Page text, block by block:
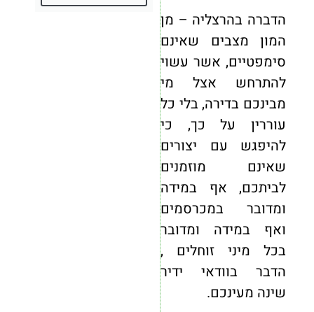
הדברה בהרצליה – מן
המון מצבים שאינם
סימפטיים, אשר עשוי
להתרחש אצל מי
מבינכם בדירה, בלי כל
עוררין על כך, כי
להיפגש עם יצורים
שאינם מוזמנים
לביתכם, אף במידה
ומדובר במכרסמים
ואף במידה ומדובר
בכל מיני זוחלים ,
הדבר בוודאי ידיר
שינה מעינכם.